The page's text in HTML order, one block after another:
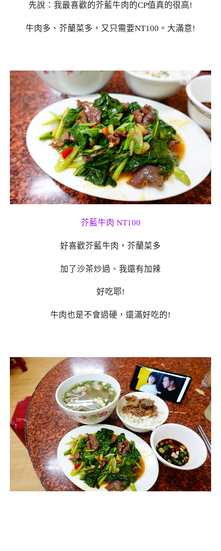
先說：我最喜歡的芥藍牛肉的CP值真的很高!
牛肉多、芥蘭菜多，又只需要NT100。大滿意!
芥藍牛肉 NT100
好喜歡芥藍牛肉，芥蘭菜多
加了沙茶炒過、我還有加辣
好吃耶!
牛肉也是不會過硬，還滿好吃的!